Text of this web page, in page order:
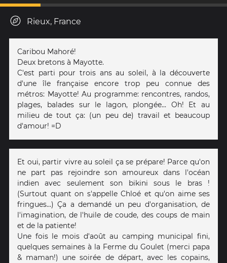
Rieux, France
Caribou Mahoré!
Deux bretons à Mayotte.
C'est parti pour trois ans au soleil, à la découverte
d'une île française encore trop peu connue des
métros: Mayotte! Au programme: rencontres, randos,
plages, balades sur le lagon, plongée... Oh! Et au
milieu de tout ça: (un peu de) travail et beaucoup
d'amour! =D
Et oui, partir vivre au soleil ça se prépare! Parce qu'on
ne part pas rejoindre son amoureux dans l'océan
indien avec seulement son bikini sous le bras !
(Surtout quant on s'appelle Chloé et qu'on aime ses
fringues...) Ça a demandé un peu d'organisation, de
l'imagination, de l'huile de coude, des coups de main
et de la patiente!
Une fois le mois d'août au camping municipal fini,
quelques semaines à la Ferme du Goulet (merci papa
& maman!) une soirée de départ, avec les copains,